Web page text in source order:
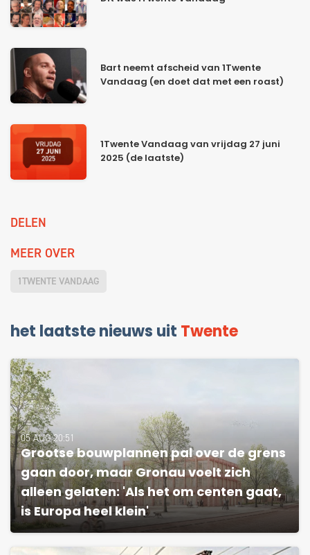
Bart neemt afscheid van 1Twente
Vandaag (en doet dat met een roast)
1Twente Vandaag van vrijdag 27 juni
2025 (de laatste)
DELEN
MEER OVER
1TWENTE VANDAAG
het laatste nieuws uit Twente
05 AUG 20:51
Grootse bouwplannen pal over de grens
gaan door, maar Gronau voelt zich
alleen gelaten: 'Als het om centen gaat,
is Europa heel klein'